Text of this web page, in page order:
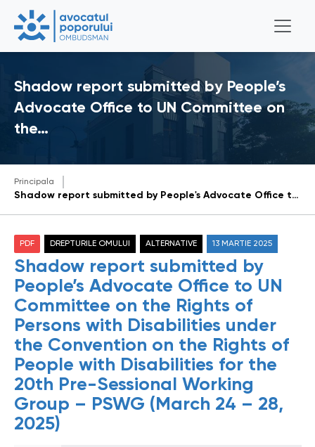
Shadow report submitted by People’s
Advocate Office to UN Committee on
the…
Principala
Shadow report submitted by People's Advocate Office to UN Committee on the Rights of Persons with Disabilities under the Convention on the Rights of People with Disabilities for the 20th Pre-Sessional Working Group - PSWG (March 24 - 28, 2025)
PDF DREPTURILE OMULUI ALTERNATIVE 13 MARTIE 2025
Shadow report submitted by
People’s Advocate Office to UN
Committee on the Rights of
Persons with Disabilities under
the Convention on the Rights of
People with Disabilities for the
20th Pre-Sessional Working
Group – PSWG (March 24 – 28,
2025)